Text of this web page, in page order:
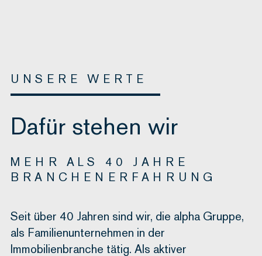
UNSERE WERTE
Dafür stehen wir
MEHR ALS 40 JAHRE
BRANCHENERFAHRUNG
Seit über 40 Jahren sind wir, die alpha Gruppe,
als Familienunternehmen in der
Immobilienbranche tätig. Als aktiver